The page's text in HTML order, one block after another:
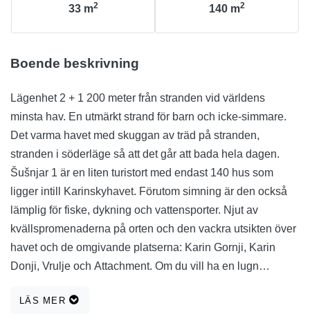
33 m2 140 m2
Boende beskrivning
Lägenhet 2 + 1 200 meter från stranden vid världens
minsta hav. En utmärkt strand för barn och icke-simmare.
Det varma havet med skuggan av träd på stranden,
stranden i söderläge så att det går att bada hela dagen.
Šušnjar 1 är en liten turistort med endast 140 hus som
ligger intill Karinskyhavet. Förutom simning är den också
lämplig för fiske, dykning och vattensporter. Njut av
kvällspromenaderna på orten och den vackra utsikten över
havet och de omgivande platserna: Karin Gornji, Karin
Donji, Vrulje och Attachment. Om du vill ha en lugn
floden Zrmanja, samt en rundtur i kanjonen Zrmanja,
LÄS MER